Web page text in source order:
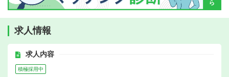
求人情報
求人内容
積極採用中